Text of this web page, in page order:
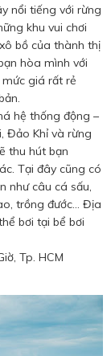
nổi tiếng với rừng
khu vui chơi
bồ của thành thị
hòa mình với
giá rất rẻ
hệ thống động –
Đảo Khỉ và rừng
thu hút bạn
Tại đây cũng có
như câu cá sấu,
trồng đước… Địa
bơi tại bể bơi
Tp. HCM